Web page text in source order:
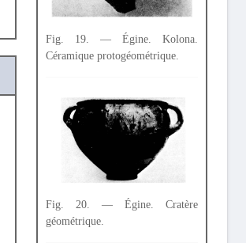
Fig. 19. — Égine. Kolona.
Céramique protogéométrique.
Fig. 20. — Égine. Cratère
géométrique.